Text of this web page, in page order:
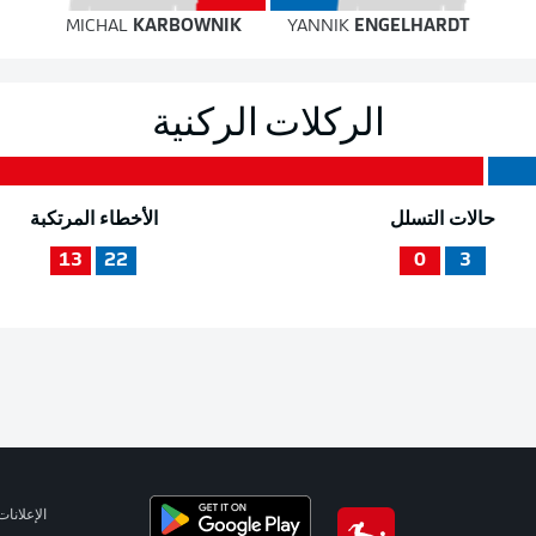
MICHAL KARBOWNIK YANNIK ENGELHARDT
الركلات الركنية
حالات التسلل
3
0
الأخطاء المرتكبة
22
13